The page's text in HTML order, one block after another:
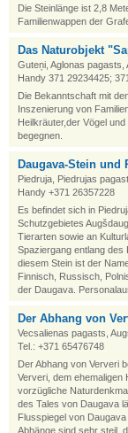
Die Steinlänge ist 2,8
Familienwappen der
Das Naturobjekt
Guteņi, Aglonas pagasts,
Handy 371 29234425;
Die Bekanntschaft mit
Inszenierung von
Heilkräuter,der Vögel
begegnen.
Daugava-Stein und
Piedruja, Piedrujas
Handy +371 26357228
Es befindet sich in
Schutzgebietes
Tierarten sowie an
Spaziergang entlang des
diesem Stein ist der
Finnisch, Russisch,
der Daugava.
Der Abhang von
Vecsalienas pagasts,
Tel.: +371 65476748
Der Abhang von Ververi
Ververi, dem
vorzügliche
des Tales von Daugava
Flusspiegel von
Abhänge sind sehr steil,